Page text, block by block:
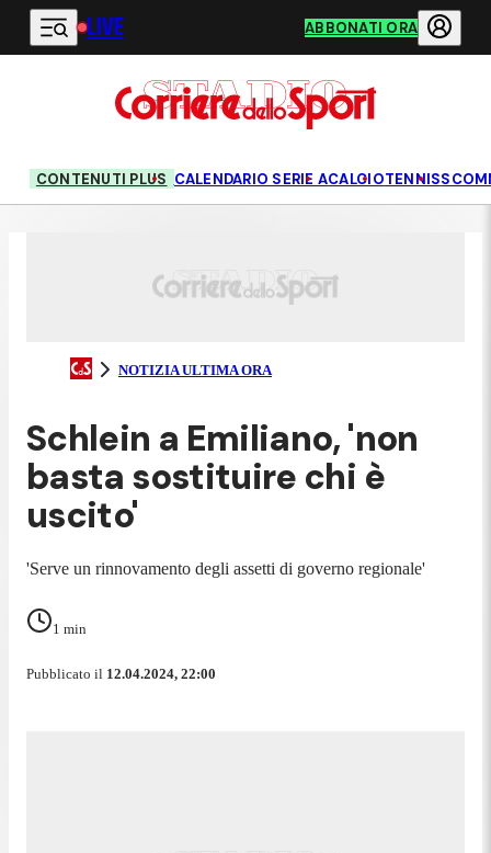
Vai al contenuto principale
LIVE ABBONATI ORA
CONTENUTI PLUS CALENDARIO SERIE ACALCIOTENNIS
NOTIZIA ULTIMA ORA
Schlein a Emiliano, 'non
basta sostituire chi è
uscito'
'Serve un rinnovamento degli assetti di governo regionale'
1 min
Pubblicato il 12.04.2024, 22:00